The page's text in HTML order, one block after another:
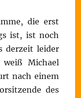
die erst
ist, ist noch
derzeit leider
Michael
nach einem
des